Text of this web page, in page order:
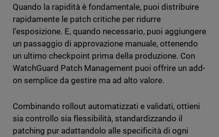
Quando la rapidità è fondamentale, puoi distribuire
rapidamente le patch critiche per ridurre
l’esposizione. E, quando necessario, puoi aggiungere
un passaggio di approvazione manuale, ottenendo
un ultimo checkpoint prima della produzione. Con
WatchGuard Patch Management puoi offrire un add-
on semplice da gestire ma ad alto valore.
Combinando rollout automatizzati e validati, ottieni
sia controllo sia flessibilità, standardizzando il
patching pur adattandolo alle specificità di ogni